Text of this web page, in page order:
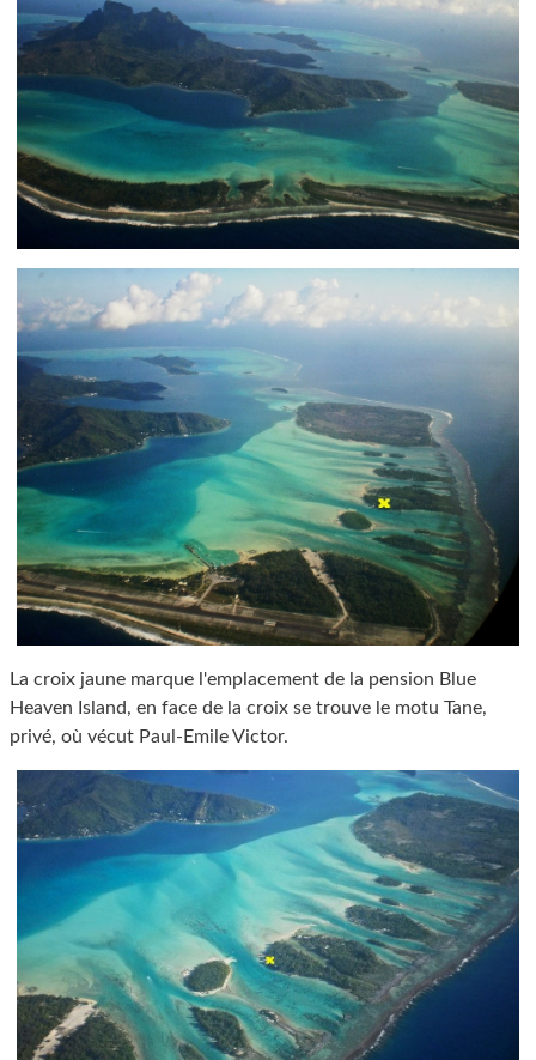
La croix jaune marque l'emplacement de la pension Blue
Heaven Island, en face de la croix se trouve le motu Tane,
privé, où vécut Paul-Emile Victor.